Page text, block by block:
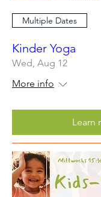
Multiple Dates
Kinder Yoga
Wed, Aug 12
More info
Learn